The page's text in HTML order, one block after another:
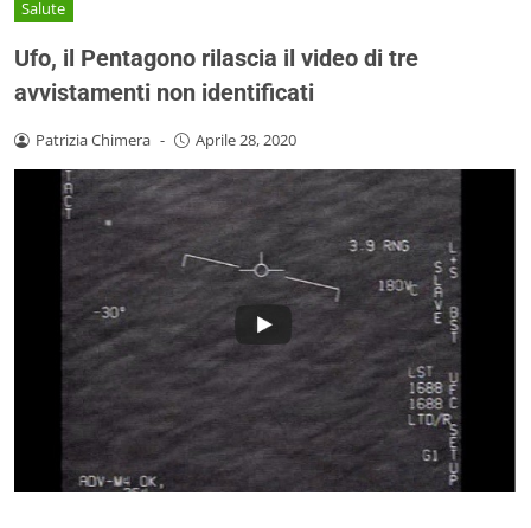
Salute
Ufo, il Pentagono rilascia il video di tre
avvistamenti non identificati
Patrizia Chimera - Aprile 28, 2020